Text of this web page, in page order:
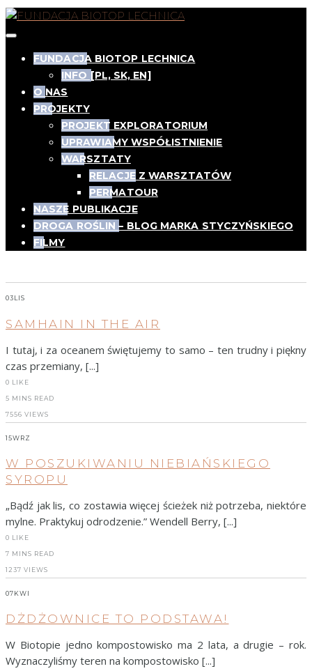
FUNDACJA BIOTOP LECHNICA
INFO [PL, SK, EN]
O NAS
PROJEKTY
PROJEKT EXPLORATORIUM
UPRAWIAMY WSPÓŁISTNIENIE
WARSZTATY
RELACJE Z WARSZTATÓW
PERMATOUR
NASZE PUBLIKACJE
DROGA ROŚLIN – BLOG MARKA STYCZYŃSKIEGO
FILMY
03 LIS
SAMHAIN IN THE AIR
I tutaj, i za oceanem świętujemy to samo – ten trudny i piękny
czas przemiany, [...]
0 LIKE
5 MINS READ
7556 VIEWS
15WRZ
W POSZUKIWANIU NIEBIAŃSKIEGO
SYROPU
„Bądź jak lis, co zostawia więcej ścieżek niż potrzeba, niektóre
mylne. Praktykuj odrodzenie.” Wendell Berry, [...]
0 LIKE
7 MINS READ
1237 VIEWS
07KWI
DŻDŻOWNICE TO PODSTAWA!
W Biotopie jedno kompostowisko ma 2 lata, a drugie – rok.
Wyznaczyliśmy teren na kompostowisko [...]